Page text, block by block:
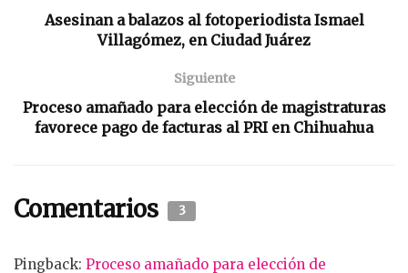
Asesinan a balazos al fotoperiodista Ismael
Villagómez, en Ciudad Juárez
Siguiente
Proceso amañado para elección de magistraturas
favorece pago de facturas al PRI en Chihuahua
Comentarios 3
Pingback: Proceso amañado para elección de